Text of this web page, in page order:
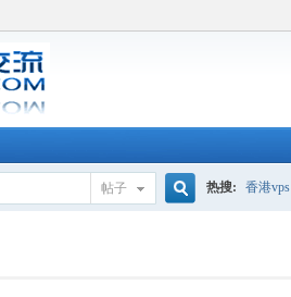
帖子 热搜: 香港vps